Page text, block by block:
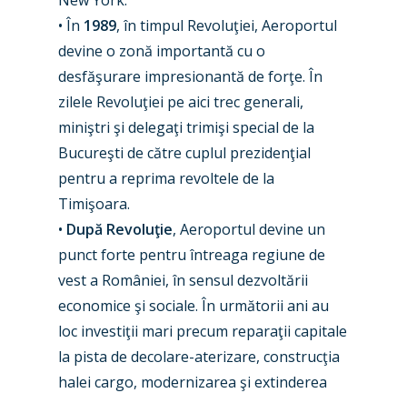
• În 1989, în timpul Revoluţiei, Aeroportul
devine o zonă importantă cu o
desfăşurare impresionantă de forţe. În
zilele Revoluţiei pe aici trec generali,
miniştri şi delegaţi trimişi special de la
Bucureşti de către cuplul prezidenţial
pentru a reprima revoltele de la
Timişoara.
• După Revoluţie, Aeroportul devine un
punct forte pentru întreaga regiune de
vest a României, în sensul dezvoltării
economice şi sociale. În următorii ani au
loc investiţii mari precum reparaţii capitale
la pista de decolare-aterizare, construcţia
halei cargo, modernizarea şi extinderea
New Routes
Industry
Dubai 2025
Paris 2025
Farnborough 2024
Paris 2023
Business Jets
Military
Trip Reports
Marketplace